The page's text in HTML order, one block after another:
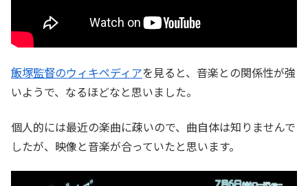
飯塚監督のウィキペディアを見ると、音楽との関係性が強
いようで、なるほどなと思いました。
個人的には最近の楽曲に疎いので、曲自体は知りませんで
したが、映像と音楽が合っていたと思います。